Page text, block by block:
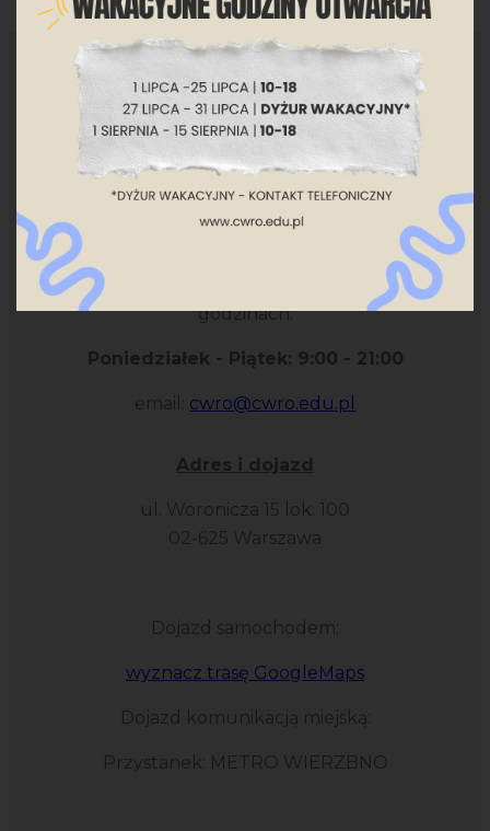
Kontakt
tel. kom.506 067 364
451 099 135
Szkolenia
Zapraszamy do kontaktu telefonicznego w
godzinach:
Poniedziałek - Piątek: 9:00 - 21:00
email: cwro@cwro.edu.pl
Adres i dojazd
ul. Woronicza 15 lok. 100
02-625 Warszawa
Dojazd samochodem:
wyznacz trasę GoogleMaps
Dojazd komunikacją miejską:
Przystanek: METRO WIERZBNO